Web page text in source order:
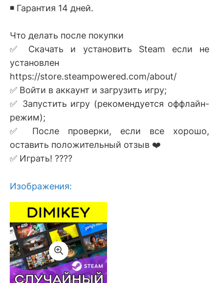
◾️ Гарантия 14 дней.
Что делать после покупки
✅ Скачать и установить Steam если не
установлен
https://store.steampowered.com/about/
✅ Войти в аккаунт и загрузить игру;
✅ Запустить игру (рекомендуется оффлайн-
режим);
✅ После проверки, если все хорошо,
оставить положительный отзыв ❤️
✅ Играть! ????
Изображения: